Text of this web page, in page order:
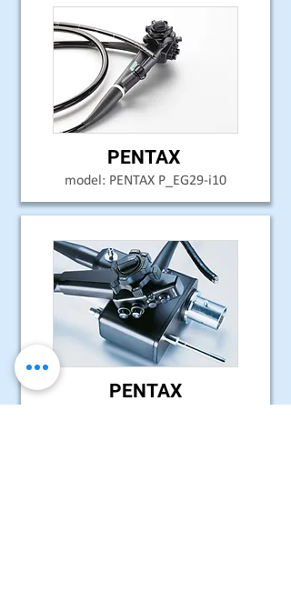
model: PENTAX P_EG29-i10
PENTAX
PENTAX